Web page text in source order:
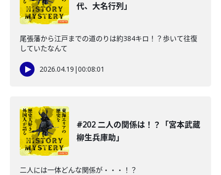
代、大名行列」
尾張藩から江戸までの道のりは約384キロ！？歩いて往復
していたなんて
2026.04.19 |00:08:01
#202 二人の関係は！？「宮本武蔵
柳生兵庫助」
二人には一体どんな関係が・・・！？